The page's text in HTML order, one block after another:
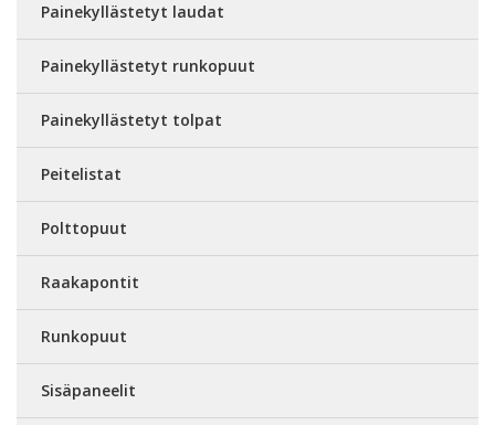
Painekyllästetyt laudat
Painekyllästetyt runkopuut
Painekyllästetyt tolpat
Peitelistat
Polttopuut
Raakapontit
Runkopuut
Sisäpaneelit